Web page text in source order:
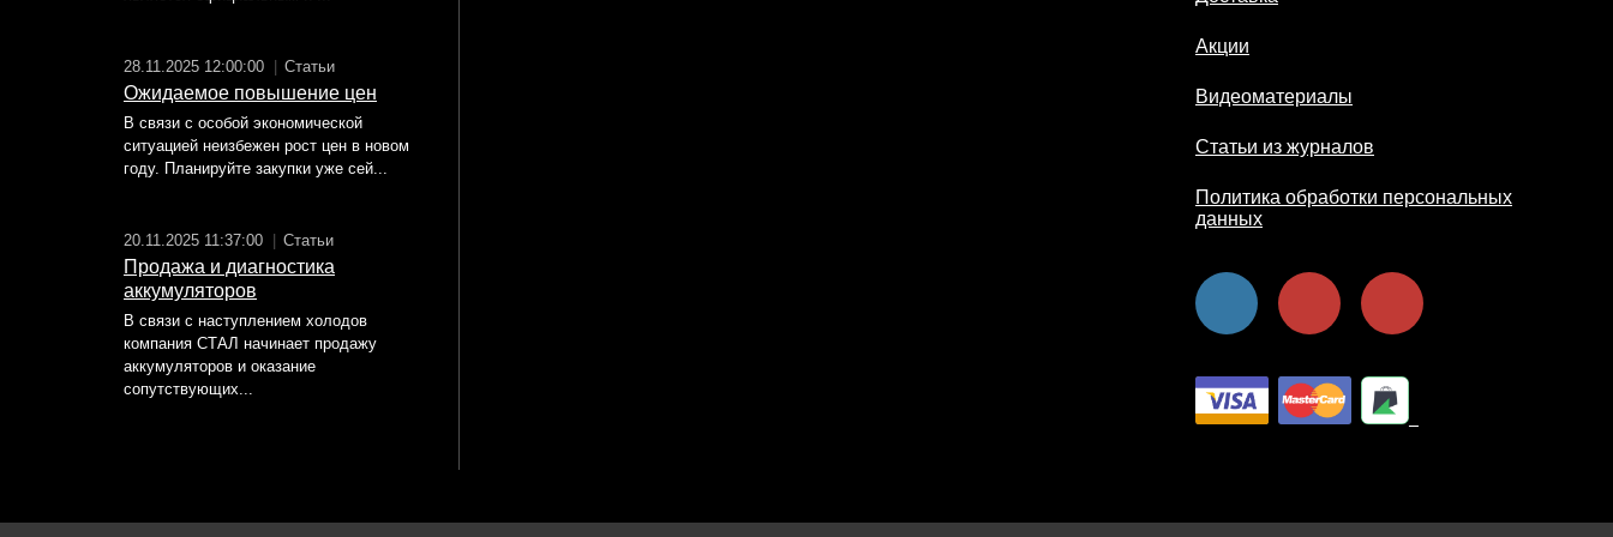
28.11.2025 12:00:00 Статьи
Ожидаемое повышение цен
В связи с особой экономической
ситуацией неизбежен рост цен в новом
году. Планируйте закупки уже сей...
20.11.2025 11:37:00 Статьи
Продажа и диагностика
аккумуляторов
В связи с наступлением холодов
компания СТАЛ начинает продажу
аккумуляторов и оказание
сопутствующих...
Акции
Видеоматериалы
Статьи из журналов
Политика обработки персональных
данных